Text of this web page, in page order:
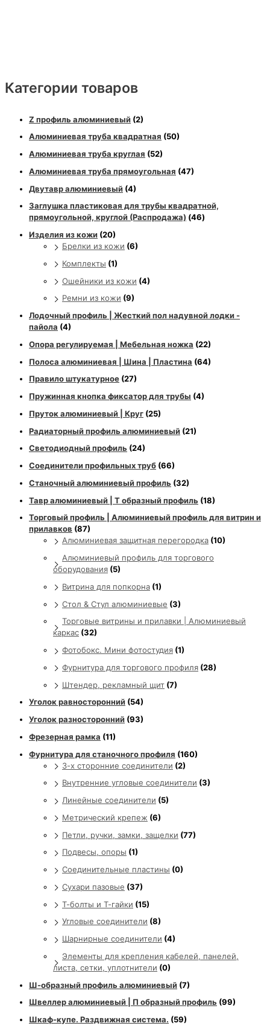
Категории товаров
Z профиль алюминиевый (2)
Алюминиевая труба квадратная (50)
Алюминиевая труба круглая (52)
Алюминиевая труба прямоугольная (47)
Двутавр алюминиевый (4)
Заглушка пластиковая для трубы квадратной,
прямоугольной, круглой (Распродажа) (46)
Изделия из кожи (20)
Брелки из кожи (6)
Комплекты (1)
Ошейники из кожи (4)
Ремни из кожи (9)
Лодочный профиль | Жесткий пол надувной лодки -
пайола (4)
Опора регулируемая | Мебельная ножка (22)
Полоса алюминиевая | Шина | Пластина (64)
Правило штукатурное (27)
Пружинная кнопка фиксатор для трубы (4)
Пруток алюминиевый | Круг (25)
Радиаторный профиль алюминиевый (21)
Светодиодный профиль (24)
Соединители профильных труб (66)
Станочный алюминиевый профиль (32)
Тавр алюминиевый | Т образный профиль (18)
Торговый профиль | Алюминиевый профиль для витрин и
прилавков (87)
Алюминиевая защитная перегородка (10)
Алюминиевый профиль для торгового
оборудования (5)
Витрина для попкорна (1)
Стол & Стул алюминиевые (3)
Торговые витрины и прилавки | Алюминиевый
каркас (32)
Фотобокс. Мини фотостудия (1)
Фурнитура для торгового профиля (28)
Штендер, рекламный щит (7)
Уголок равносторонний (54)
Уголок разносторонний (93)
Фрезерная рамка (11)
Фурнитура для станочного профиля (160)
3-х сторонние соединители (2)
Внутренние угловые соединители (3)
Линейные соединители (5)
Метрический крепеж (6)
Петли, ручки, замки, защелки (77)
Подвесы, опоры (1)
Соединительные пластины (0)
Сухари пазовые (37)
Т-болты и Т-гайки (15)
Угловые соединители (8)
Шарнирные соединители (4)
Элементы для крепления кабелей, панелей,
листа, сетки, уплотнители (0)
Ш-образный профиль алюминиевый (7)
Швеллер алюминиевый | П образный профиль (99)
Шкаф-купе. Раздвижная система. (59)